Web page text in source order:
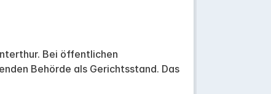
Bei öffentlichen
Behörde als Gerichtsstand. Das